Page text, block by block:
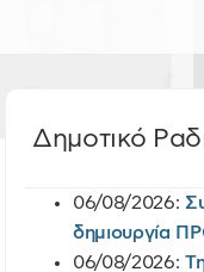
Δημοτικό
06/08/2026:
δημιουργία
06/08/2026: